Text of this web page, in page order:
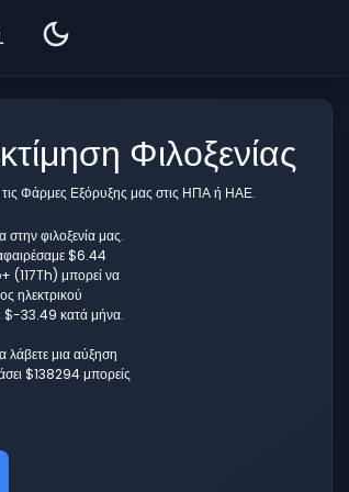
Φιλοξενίας
Φάρμες Εξόρυξης μας στις ΗΠΑ ή ΗΑΕ.
φιλοξενία μας.
$6.44
(117Th) μπορεί να
ηλεκτρικού
$-33.49 κατά μήνα.
λάβετε μια αύξηση
$138294 μπορείς